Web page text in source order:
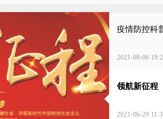
疫情防控科
2021-08-06
领航新征程
2021-06-29